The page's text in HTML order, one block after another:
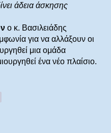
άδεια άσκησης
ο κ. Βασιλειάδης
για να αλλάξουν οι
μια ομάδα
ένα νέο πλαίσιο.